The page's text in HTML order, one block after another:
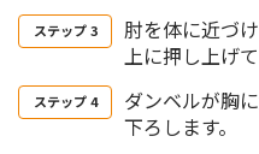
肘を体に近づ
上に押し上げ
ダンベルが胸
下ろします。